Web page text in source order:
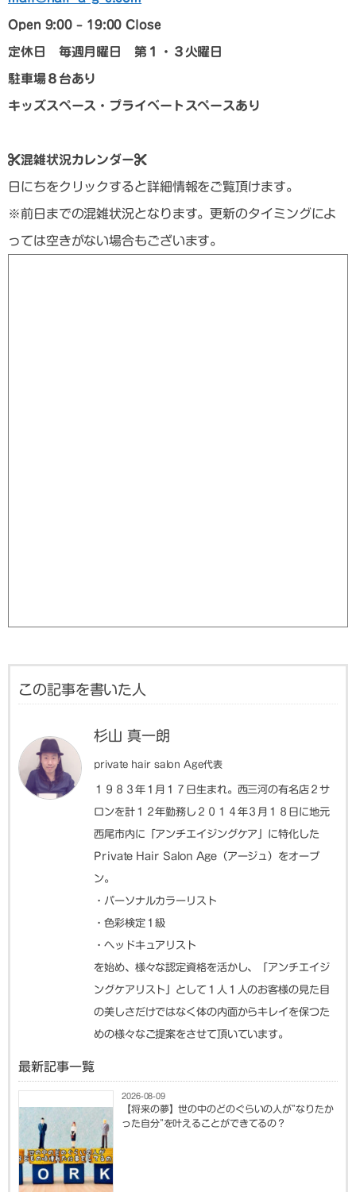
Open 9:00 – 19:00 Close
定休日 毎週月曜日 第１・３火曜日
駐車場８台あり
キッズスペース・プライベートスペースあり
混雑状況カレンダー
日にちをクリックすると詳細情報をご覧頂けます。
※前日までの混雑状況となります。更新のタイミングによ
っては空きがない場合もございます。
この記事を書いた人
杉山 真一朗
private hair salon Age代表
１９８３年１月１７日生まれ。西三河の有名店２サ
ロンを計１２年勤務し２０１４年３月１８日に地元
西尾市内に「アンチエイジングケア」に特化した
Private Hair Salon Age（アージュ）をオープ
ン。
・パーソナルカラーリスト
・色彩検定１級
・ヘッドキュアリスト
を始め、様々な認定資格を活かし、「アンチエイジ
ングケアリスト」として１人１人のお客様の見た目
の美しさだけではなく体の内面からキレイを保つた
めの様々なご提案をさせて頂いています。
最新記事一覧
2026-08-09
【将来の夢】世の中のどのぐらいの人が”なりたか
った自分”を叶えることができてるの？